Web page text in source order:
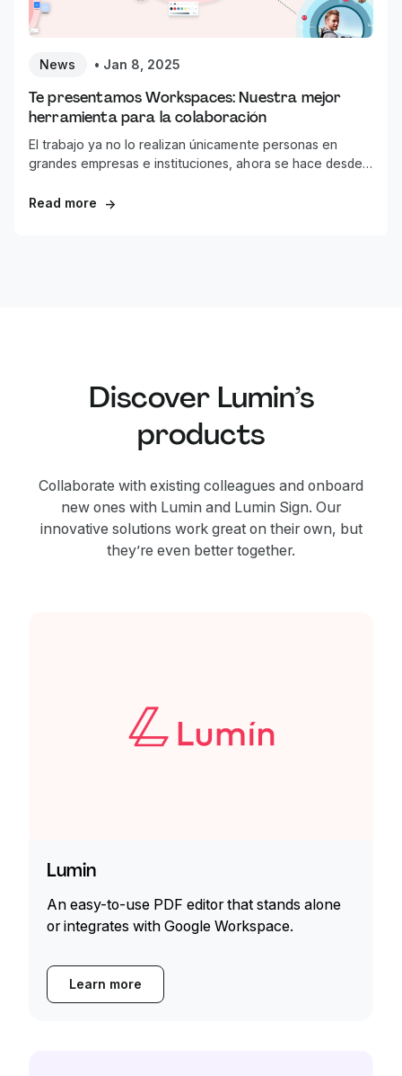
News • Jan 8, 2025
Te presentamos Workspaces: Nuestra mejor
herramienta para la colaboración
El trabajo ya no lo realizan únicamente personas en
grandes empresas e instituciones, ahora se hace desde
colectivo de personas que luchan por una misma visión.
Read more →
Discover Lumin’s
products
Collaborate with existing colleagues and onboard
new ones with Lumin and Lumin Sign. Our
innovative solutions work great on their own, but
they’re even better together.
Lumin
An easy-to-use PDF editor that stands alone
or integrates with Google Workspace.
Learn more